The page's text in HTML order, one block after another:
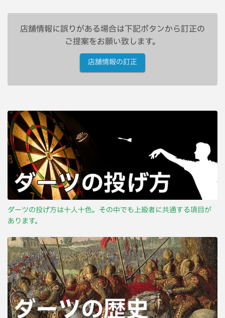
店舗情報に誤りがある場合は下記ボタンから訂正の
ご提案をお願い致します。
店舗情報の訂正
ダーツの投げ方は十人十色。その中でも上級者に共通する項目が
あります。